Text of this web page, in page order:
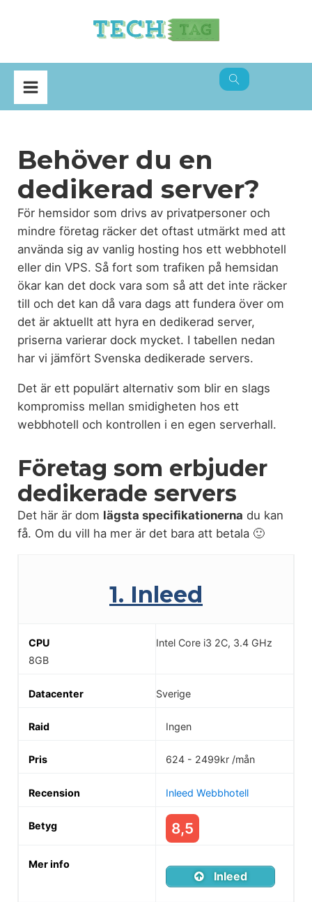
Behöver du en
dedikerad server?
För hemsidor som drivs av privatpersoner och
mindre företag räcker det oftast utmärkt med att
använda sig av vanlig hosting hos ett webbhotell
eller din VPS. Så fort som trafiken på hemsidan
ökar kan det dock vara som så att det inte räcker
till och det kan då vara dags att fundera över om
det är aktuellt att hyra en dedikerad server,
priserna varierar dock mycket. I tabellen nedan
har vi jämfört Svenska dedikerade servers.
Det är ett populärt alternativ som blir en slags
kompromiss mellan smidigheten hos ett
webbhotell och kontrollen i en egen serverhall.
Företag som erbjuder
dedikerade servers
Det här är dom lägsta specifikationerna du kan
få. Om du vill ha mer är det bara att betala 🙂
/
RAM
Datacenter
Raid
Pris
webbhotell
webbhotell
1. Inleed
Intel Core i3 2C, 3.4 GHz
8GB
Sverige
Ingen
624 - 2499kr /mån
Inleed Webbhotell
8,5
Inleed